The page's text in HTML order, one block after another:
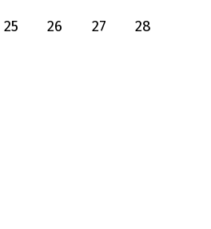
25 26 27
28